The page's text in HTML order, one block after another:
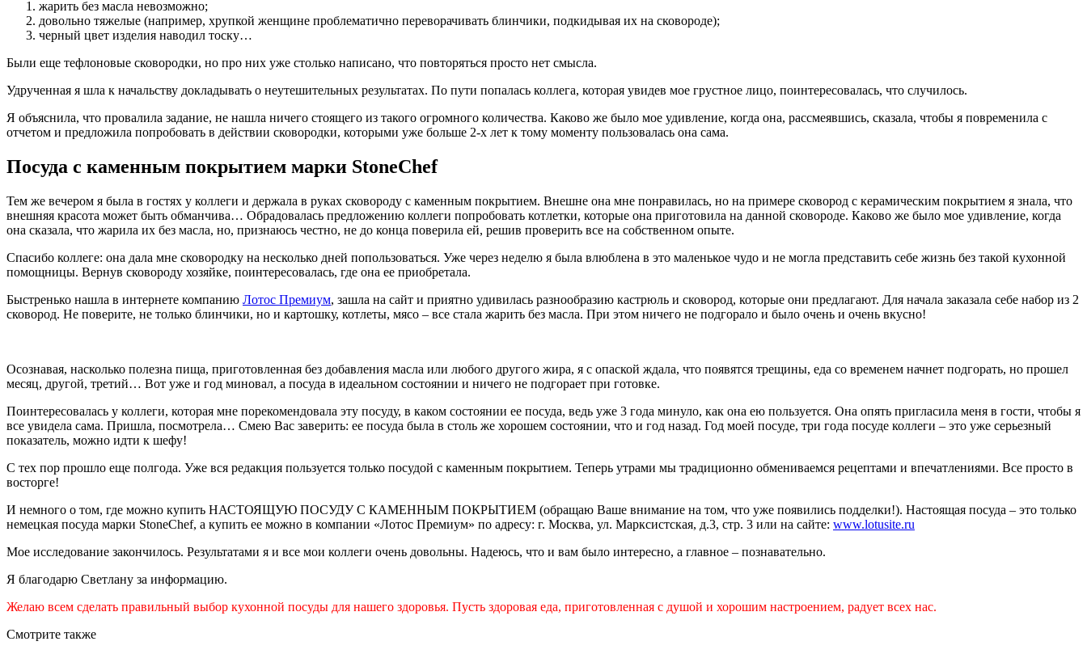
жарить без масла невозможно;
довольно тяжелые (например, хрупкой женщине проблематично переворачивать блинчики, подкидывая их на сковороде);
черный цвет изделия наводил тоску…
Были еще тефлоновые сковородки, но про них уже столько написано, что повторяться просто нет смысла.
Удрученная я шла к начальству докладывать о неутешительных результатах. По пути попалась коллега, которая увидев мое грустное лицо, поинтересовалась, что случилось.
Я объяснила, что провалила задание, не нашла ничего стоящего из такого огромного количества. Каково же было мое удивление, когда она, рассмеявшись, сказала, чтобы я повременила с
отчетом и предложила попробовать в действии сковородки, которыми уже больше 2-х лет к тому моменту пользовалась она сама.
Посуда с каменным покрытием марки StoneChef
Тем же вечером я была в гостях у коллеги и держала в руках сковороду с каменным покрытием. Внешне она мне понравилась, но на примере сковород с керамическим покрытием я знала, что
внешняя красота может быть обманчива… Обрадовалась предложению коллеги попробовать котлетки, которые она приготовила на данной сковороде. Каково же было мое удивление, когда
она сказала, что жарила их без масла, но, признаюсь честно, не до конца поверила ей, решив проверить все на собственном опыте.
Спасибо коллеге: она дала мне сковородку на несколько дней попользоваться. Уже через неделю я была влюблена в это маленькое чудо и не могла представить себе жизнь без такой кухонной
помощницы. Вернув сковороду хозяйке, поинтересовалась, где она ее приобретала.
Быстренько нашла в интернете компанию Лотос Премиум, зашла на сайт и приятно удивилась разнообразию кастрюль и сковород, которые они предлагают. Для начала заказала себе набор из 2
сковород. Не поверите, не только блинчики, но и картошку, котлеты, мясо – все стала жарить без масла. При этом ничего не подгорало и было очень и очень вкусно!
Осознавая, насколько полезна пища, приготовленная без добавления масла или любого другого жира, я с опаской ждала, что появятся трещины, еда со временем начнет подгорать, но прошел
месяц, другой, третий… Вот уже и год миновал, а посуда в идеальном состоянии и ничего не подгорает при готовке.
Поинтересовалась у коллеги, которая мне порекомендовала эту посуду, в каком состоянии ее посуда, ведь уже 3 года минуло, как она ею пользуется. Она опять пригласила меня в гости, чтобы я
все увидела сама. Пришла, посмотрела… Смею Вас заверить: ее посуда была в столь же хорошем состоянии, что и год назад. Год моей посуде, три года посуде коллеги – это уже серьезный
показатель, можно идти к шефу!
С тех пор прошло еще полгода. Уже вся редакция пользуется только посудой с каменным покрытием. Теперь утрами мы традиционно обмениваемся рецептами и впечатлениями. Все просто в
восторге!
И немного о том, где можно купить НАСТОЯЩУЮ ПОСУДУ С КАМЕННЫМ ПОКРЫТИЕМ (обращаю Ваше внимание на том, что уже появились подделки!). Настоящая посуда – это только
немецкая посуда марки StoneChef, а купить ее можно в компании «Лотос Премиум» по адресу: г. Москва, ул. Марксистская, д.3, стр. 3 или на сайте: www.lotusite.ru
Мое исследование закончилось. Результатами я и все мои коллеги очень довольны. Надеюсь, что и вам было интересно, а главное – познавательно.
Я благодарю Светлану за информацию.
Желаю всем сделать правильный выбор кухонной посуды для нашего здоровья. Пусть здоровая еда, приготовленная с душой и хорошим настроением, радует всех нас.
Смотрите также